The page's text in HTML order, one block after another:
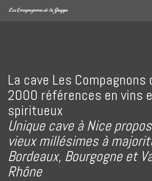
La cave Les Compagnons
2000 références en vins
spiritueux
Unique cave à Nice
vieux millésimes à
Bordeaux, Bourgogne et
Rhône